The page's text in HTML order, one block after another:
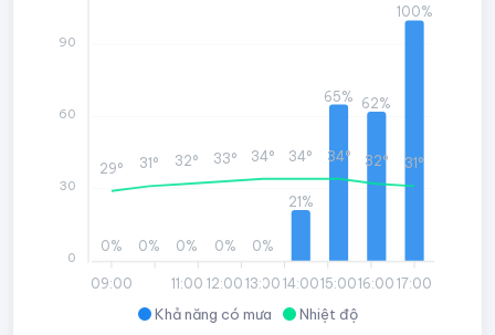
Khả năng có mưa Nhiệt độ
09:00 11:00 12:0013:0014:0015:0016:00 17:00
0% 0% 0% 0% 0%
21%
65% 62%
100%
29° 31° 32° 33° 34° 34° 34° 32° 31°
90
60
30
0